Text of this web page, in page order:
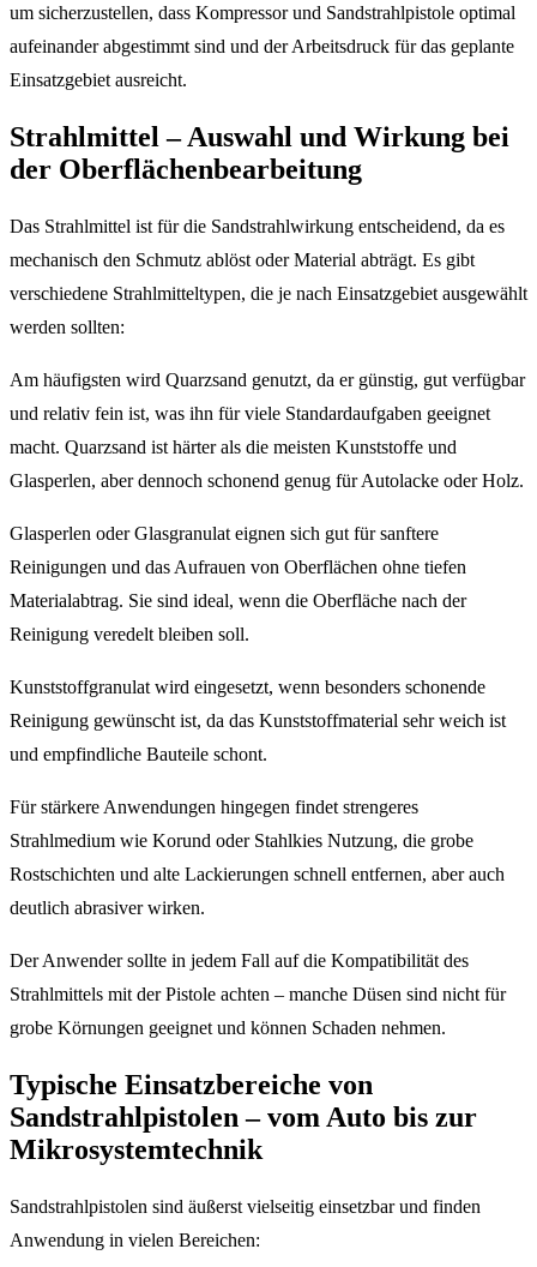
um sicherzustellen, dass Kompressor und Sandstrahlpistole optimal
aufeinander abgestimmt sind und der Arbeitsdruck für das geplante
Einsatzgebiet ausreicht.
Strahlmittel – Auswahl und Wirkung bei
der Oberflächenbearbeitung
Das Strahlmittel ist für die Sandstrahlwirkung entscheidend, da es
mechanisch den Schmutz ablöst oder Material abträgt. Es gibt
verschiedene Strahlmitteltypen, die je nach Einsatzgebiet ausgewählt
werden sollten:
Am häufigsten wird Quarzsand genutzt, da er günstig, gut verfügbar
und relativ fein ist, was ihn für viele Standardaufgaben geeignet
macht. Quarzsand ist härter als die meisten Kunststoffe und
Glasperlen, aber dennoch schonend genug für Autolacke oder Holz.
Glasperlen oder Glasgranulat eignen sich gut für sanftere
Reinigungen und das Aufrauen von Oberflächen ohne tiefen
Materialabtrag. Sie sind ideal, wenn die Oberfläche nach der
Reinigung veredelt bleiben soll.
Kunststoffgranulat wird eingesetzt, wenn besonders schonende
Reinigung gewünscht ist, da das Kunststoffmaterial sehr weich ist
und empfindliche Bauteile schont.
Für stärkere Anwendungen hingegen findet strengeres
Strahlmedium wie Korund oder Stahlkies Nutzung, die grobe
Rostschichten und alte Lackierungen schnell entfernen, aber auch
deutlich abrasiver wirken.
Der Anwender sollte in jedem Fall auf die Kompatibilität des
Strahlmittels mit der Pistole achten – manche Düsen sind nicht für
grobe Körnungen geeignet und können Schaden nehmen.
Typische Einsatzbereiche von
Sandstrahlpistolen – vom Auto bis zur
Mikrosystemtechnik
Sandstrahlpistolen sind äußerst vielseitig einsetzbar und finden
Anwendung in vielen Bereichen: